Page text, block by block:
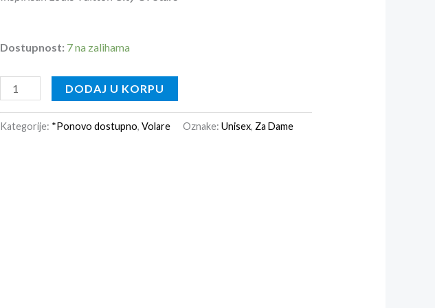
Dostupnost: 7 na zalihama
DODAJ U KORPU
Kategorije: *Ponovo dostupno,Volare Oznake:Unisex, Za Dame